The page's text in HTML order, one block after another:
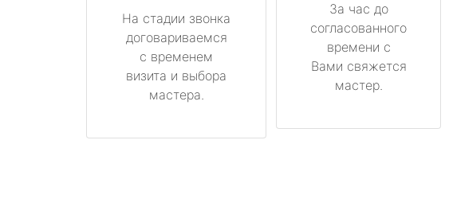
На стадии звонка
договариваемся
с временем
визита и выбора
мастера.
За час до
согласованного
времени с
Вами свяжется
мастер.